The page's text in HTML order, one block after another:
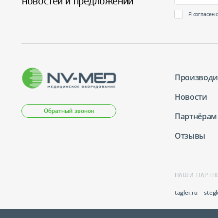
Я согласен
Обратный звонок
Новости
Партнёрам
Отзывы
НАШИ
tagler.ru